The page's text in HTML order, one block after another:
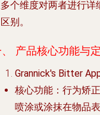
个维度对两者进行详
别。
产品核心功能与
Grannick's Bitter
核心功能 ： 行为矫
喷涂或涂抹在物品